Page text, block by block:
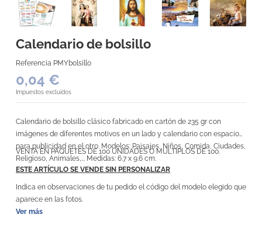
Calendario de bolsillo
Referencia PMYbolsillo
0,04 €
Impuestos excluidos
Calendario de bolsillo clásico fabricado en cartón de 235 gr con
imágenes de diferentes motivos en un lado y calendario con espacio
para publicidad en el otro. Modelos: Paisajes, Niños, Comida, Ciudades,
Religioso, Animales,... Medidas: 6.7 x 9.6 cm.
VENTA EN PAQUETES DE 100 UNIDADES O MÚLTIPLOS DE 100.
ESTE ARTÍCULO SE VENDE SIN PERSONALIZAR
Indica en observaciones de tu pedido el código del modelo elegido que
aparece en las fotos.
Ver más